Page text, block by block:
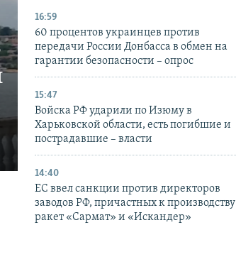
16:59
60 процентов украинцев против
передачи России Донбасса в обмен на
гарантии безопасности – опрос
15:47
Войска РФ ударили по Изюму в
Харьковской области, есть погибшие и
пострадавшие – власти
14:40
ЕС ввел санкции против директоров
заводов РФ, причастных к производству
ракет «Сармат» и «Искандер»